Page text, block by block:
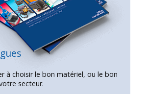
à choisir le bon matériel, ou le bon
secteur.